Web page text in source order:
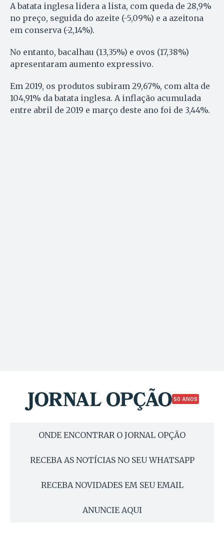
A batata inglesa lidera a lista, com queda de 28,9%
no preço, seguida do azeite (-5,09%) e a azeitona
em conserva (-2,14%).
No entanto, bacalhau (13,35%) e ovos (17,38%)
apresentaram aumento expressivo.
Em 2019, os produtos subiram 29,67%, com alta de
104,91% da batata inglesa. A inflação acumulada
entre abril de 2019 e março deste ano foi de 3,44%.
50 ANOS
ONDE ENCONTRAR O JORNAL OPÇÃO
RECEBA AS NOTÍCIAS NO SEU WHATSAPP
RECEBA NOVIDADES EM SEU EMAIL
ANUNCIE AQUI